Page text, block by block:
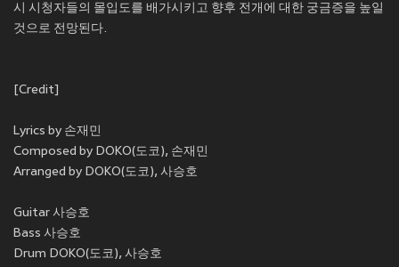
시 시청자들의 몰입도를 배가시키고 향후 전개에 대한 궁금증을 높일
것으로 전망된다.
[Credit]
Lyrics by 손재민
Composed by DOKO(도코), 손재민
Arranged by DOKO(도코), 사승호
Guitar 사승호
Bass 사승호
Drum DOKO(도코), 사승호